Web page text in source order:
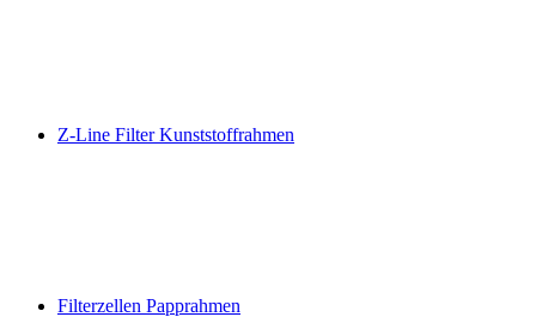
Z-Line Filter Kunststoffrahmen
Filterzellen Papprahmen